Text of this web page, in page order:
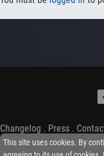
Changelog . Press .
Policy- Copyright © 2009-
This site uses cookies. By